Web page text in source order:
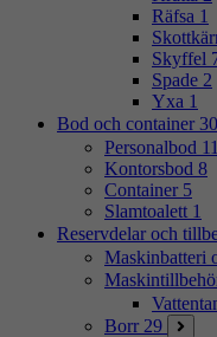
Räfsa 1
Skyffel
Spade 2
Yxa 1
Bod och container 30
Personalbod 11
Kontorsbod 8
Container 5
Slamtoalett 1
Reservdelar och
Maskinbatteri
Borr 29